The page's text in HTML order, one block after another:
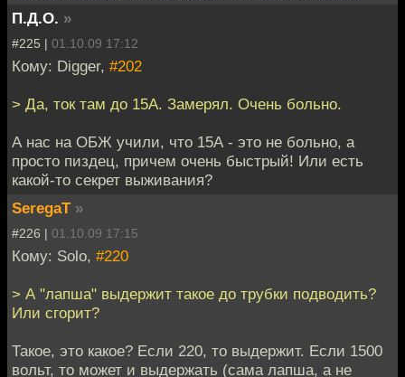
П.Д.О. »
#225 | 01.10.09 17:12
Кому: Digger, #202
> Да, ток там до 15А. Замерял. Очень больно.
А нас на ОБЖ учили, что 15А - это не больно, а
просто пиздец, причем очень быстрый! Или есть
какой-то секрет выживания?
SeregaT »
#226 | 01.10.09 17:15
Кому: Solo, #220
> А "лапша" выдержит такое до трубки подводить?
Или сгорит?
Такое, это какое? Если 220, то выдержит. Если 1500
вольт, то может и выдержать (сама лапша, а не